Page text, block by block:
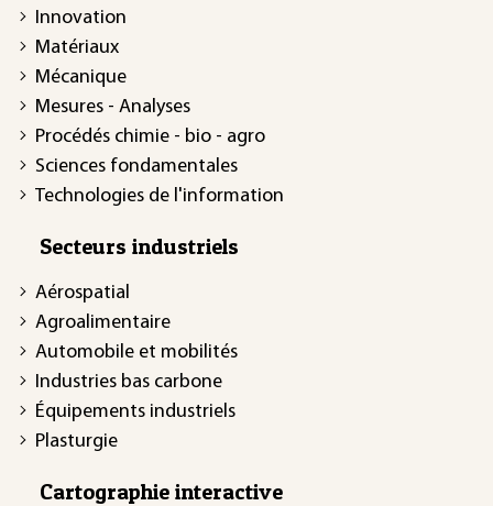
Innovation
Matériaux
Mécanique
Mesures - Analyses
Procédés chimie - bio - agro
Sciences fondamentales
Technologies de l'information
Secteurs industriels
Aérospatial
Agroalimentaire
Automobile et mobilités
Industries bas carbone
Équipements industriels
Plasturgie
Cartographie interactive